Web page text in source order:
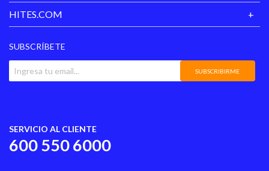
HITES.COM
SUBSCRÍBETE
SUBSCRIBIRME
SERVICIO AL CLIENTE
600 550 6000